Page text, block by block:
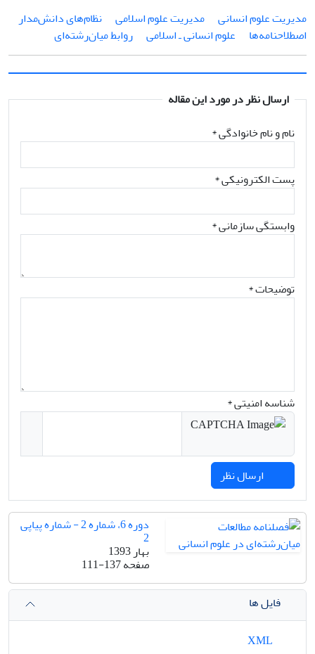
مدیریت علوم انسانی
مدیریت علوم اسلامی
نظام‌های دانش‌مدار
اصطلاح­نامه‌ها
علوم انسانی ـ اسلامی روابط میان‌رشته‌ای
ارسال نظر در مورد این مقاله
نام و نام خانوادگی*
پست الکترونیکی*
وابستگی سازمانی *
توضیحات *
شناسه امنیتی *
دوره 6، شماره 2 - شماره پیاپی
2
بهار 1393
صفحه111-137
فایل ها